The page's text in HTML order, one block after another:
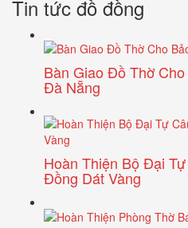
Tin tức đồ đồng
Bàn Giao Đồ Thờ
Đà Nẵng
Hoàn Thiện Bộ Đại
Đồng Dát Vàng